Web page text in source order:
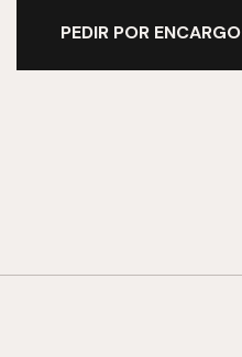
PEDIR POR ENCARGO